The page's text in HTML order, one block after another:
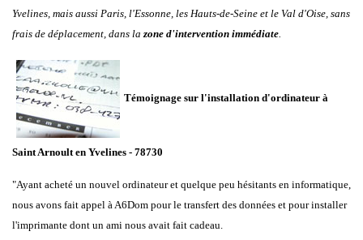
Yvelines, mais aussi Paris, l'Essonne, les Hauts-de-Seine et le Val d'Oise, sans
frais de déplacement, dans lazone d'intervention immédiate.
Témoignage sur l'installation d'ordinateur à
Saint Arnoult en Yvelines - 78730
"Ayant acheté un nouvel ordinateur et quelque peu hésitants en informatique,
nous avons fait appel à A6Dom pour le transfert des données et pour installer
l'imprimante dont un ami nous avait fait cadeau.